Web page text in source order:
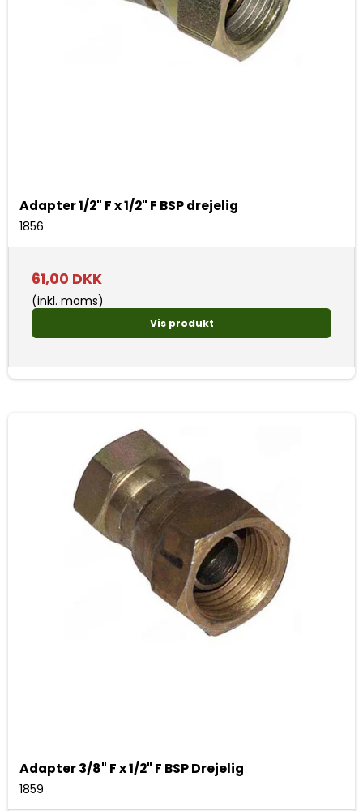
Adapter 1/2" F x 1/2" F BSP drejelig
1856
61,00 DKK
(inkl. moms)
Vis produkt
Adapter 3/8" F x 1/2" F BSP Drejelig
1859